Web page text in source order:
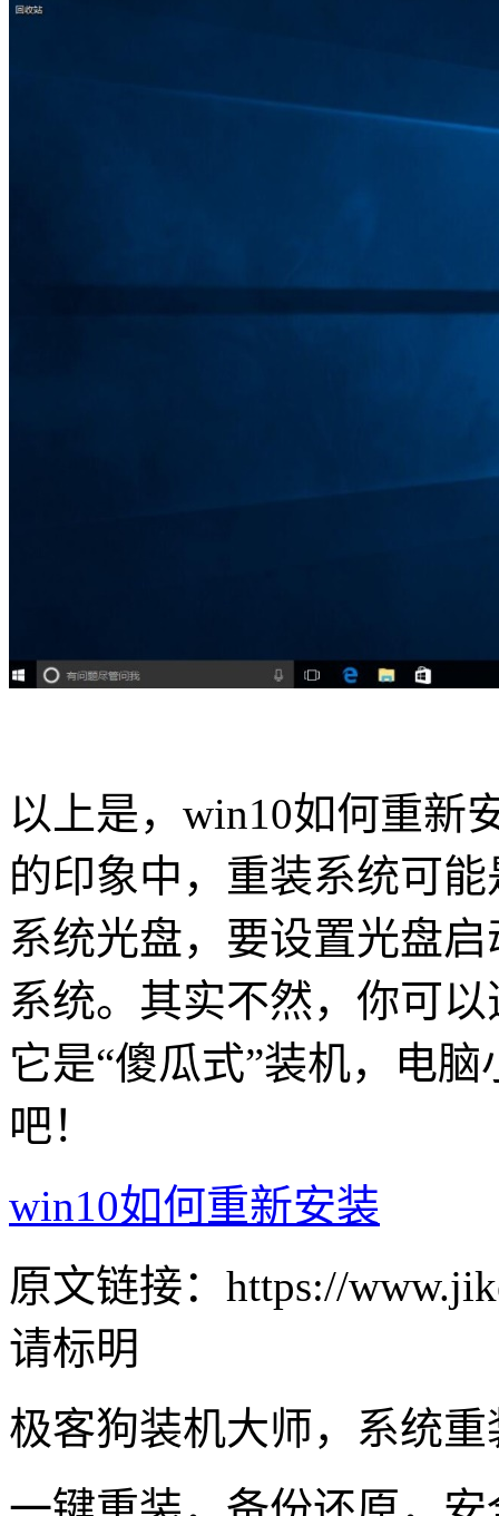
以上是， win10如何重新
的印象中，重装系统可
系统光盘，要设置光盘
系统。其实不然，你可
它是“傻瓜式”装机，电
吧！
win10如何重新安装
原文链接：https://
请标明
极客狗装机大师，系统